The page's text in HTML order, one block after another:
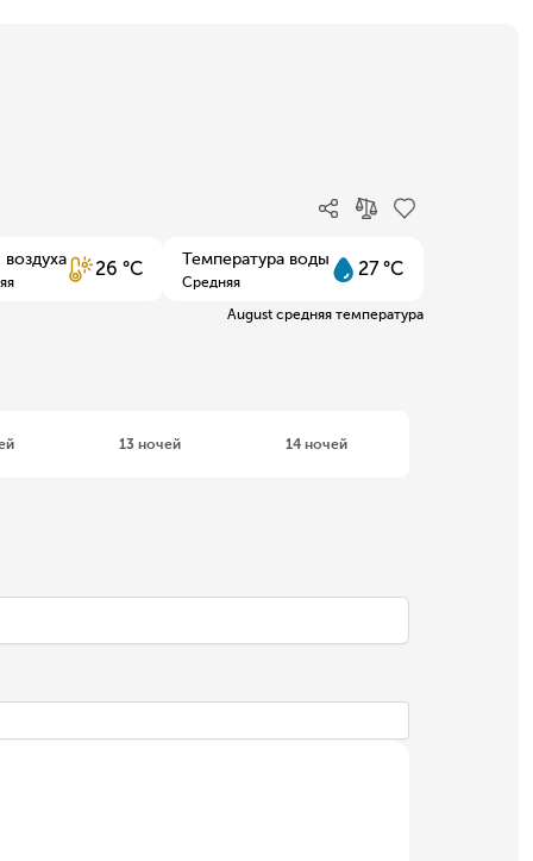
26 °C Температура воды
Средняя
27 °C
August средняя температура
13 ночей 14 ночей